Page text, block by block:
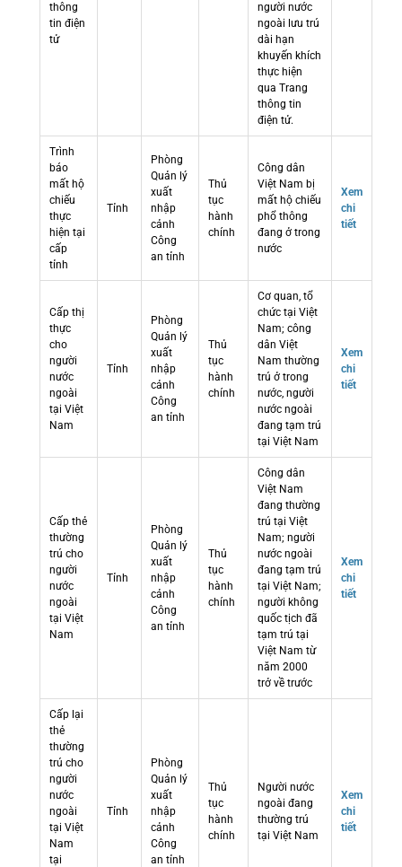
thông
tin điện
tử
người nước
ngoài lưu trú
dài hạn
khuyến khích
thực hiện
qua Trang
thông tin
điện tử.
Trình
báo
mất hộ
chiếu
thực
hiện tại
cấp
tỉnh
Tỉnh
Phòng
Quản lý
xuất
nhập
cảnh
Công
an tỉnh
Thủ
tục
hành
chính
Công dân
Việt Nam bị
mất hộ chiếu
phổ thông
đang ở trong
nước
Xem
chi
tiết
Cấp thị
thực
cho
người
nước
ngoài
tại Việt
Nam
Tỉnh
Phòng
Quản lý
xuất
nhập
cảnh
Công
an tỉnh
Thủ
tục
hành
chính
Cơ quan, tổ
chức tại Việt
Nam; công
dân Việt
Nam thường
trú ở trong
nước, người
nước ngoài
đang tạm trú
tại Việt Nam
Xem
chi
tiết
Cấp thẻ
thường
trú cho
người
nước
ngoài
tại Việt
Nam
Tỉnh
Phòng
Quản lý
xuất
nhập
cảnh
Công
an tỉnh
Thủ
tục
hành
chính
Công dân
Việt Nam
đang thường
trú tại Việt
Nam; người
nước ngoài
đang tạm trú
tại Việt Nam;
người không
quốc tịch đã
tạm trú tại
Việt Nam từ
năm 2000
trở về trước
Xem
chi
tiết
Cấp lại
thẻ
thường
trú cho
người
nước
ngoài
tại Việt
Nam
tại
Tỉnh
Phòng
Quản lý
xuất
nhập
cảnh
Công
an tỉnh
Thủ
tục
hành
chính
Người nước
ngoài đang
thường trú
tại Việt Nam
Xem
chi
tiết